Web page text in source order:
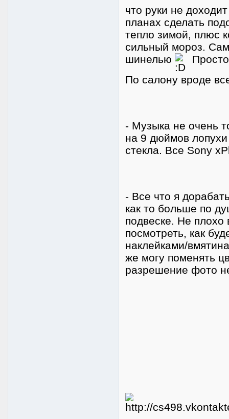
что руки не
планах сделать
тепло зимой, плюс
сильный мороз.
шинелью
По салону вроде
- Музыка не очень
на 9 дюймов лопухи
стекла. Все Sony
- Все что я
как то больше по
подвеске. Не
посмотреть, как
наклейками/
же могу поменять
разрешение фото